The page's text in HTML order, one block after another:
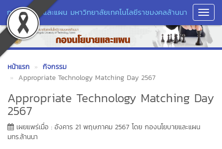
กองนโยบายและแผน มหาวิทยาลัยเทคโนโลยีราชมงคลล้านนา
หน้าแรก
กิจกรรม
Appropriate Technology Matching Day 2567
Appropriate Technology Matching Day
2567
เผยแพร่เมื่อ : อังคาร 21 พฤษภาคม 2567 โดย กองนโยบายและแผน
มทร.ล้านนา